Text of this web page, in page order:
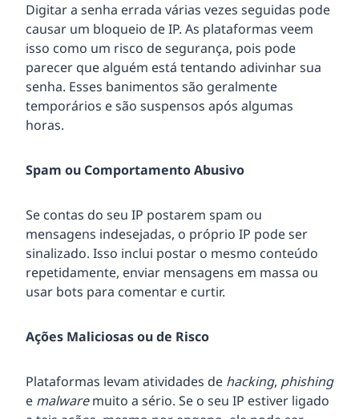
Digitar a senha errada várias vezes seguidas pode
causar um bloqueio de IP. As plataformas veem
isso como um risco de segurança, pois pode
parecer que alguém está tentando adivinhar sua
senha. Esses banimentos são geralmente
temporários e são suspensos após algumas
horas.
Spam ou Comportamento Abusivo
Se contas do seu IP postarem spam ou
mensagens indesejadas, o próprio IP pode ser
sinalizado. Isso inclui postar o mesmo conteúdo
repetidamente, enviar mensagens em massa ou
usar bots para comentar e curtir.
Ações Maliciosas ou de Risco
Plataformas levam atividades de hacking, phishing
e malwaremuito a sério. Se o seu IP estiver ligado